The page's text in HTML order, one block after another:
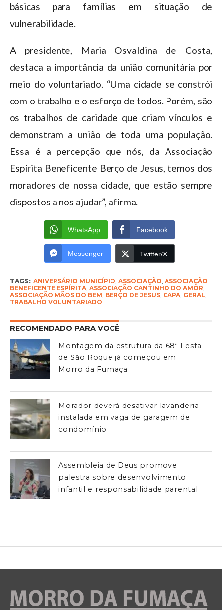
básicas para famílias em situação de
vulnerabilidade.
A presidente, Maria Osvaldina de Costa,
destaca a importância da união comunitária por
meio do voluntariado. “Uma cidade se constrói
com o trabalho e o esforço de todos. Porém, são
os trabalhos de caridade que criam vínculos e
demonstram a união de toda uma população.
Essa é a percepção que nós, da Associação
Espírita Beneficente Berço de Jesus, temos dos
moradores de nossa cidade, que estão sempre
dispostos a nos ajudar”, afirma.
WhatsApp Facebook
Messenger Twitter/X
TAGS: ANIVERSÁRIO MUNICÍPIO ASSOCIAÇÃO ASSOCIAÇÃO
BENEFICENTE ESPÍRITA, ASSOCIAÇÃO CANTINHO DO AMOR
ASSOCIAÇÃO MÃOS DO BEM BERÇO DE JESUS, CAPA, GERAL
TRABALHO VOLUNTARIADO
RECOMENDADO PARA VOCÊ
Montagem da estrutura da 68ª Festa
de São Roque já começou em
Morro da Fumaça
Morador deverá desativar lavanderia
instalada em vaga de garagem de
condomínio
Assembleia de Deus promove
palestra sobre desenvolvimento
infantil e responsabilidade parental